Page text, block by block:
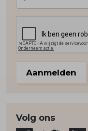
Aanmelden
Volg ons